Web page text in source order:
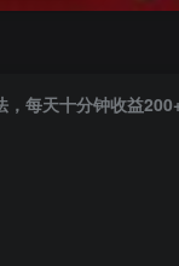
每天十分钟收益